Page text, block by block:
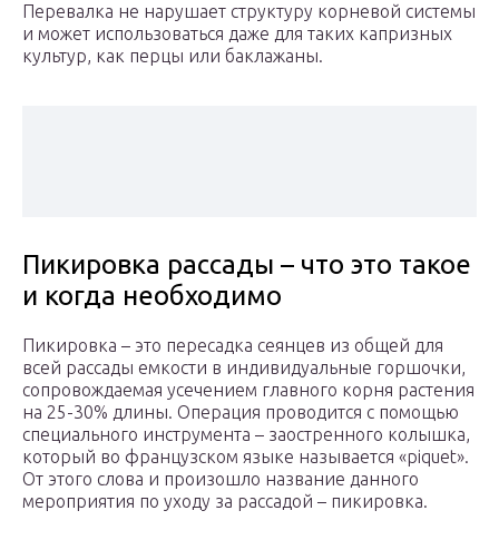
Перевалка не нарушает структуру корневой системы
и может использоваться даже для таких капризных
культур, как перцы или баклажаны.
Пикировка рассады – что это такое
и когда необходимо
Пикировка – это пересадка сеянцев из общей для
всей рассады емкости в индивидуальные горшочки,
сопровождаемая усечением главного корня растения
на 25-30% длины. Операция проводится с помощью
специального инструмента – заостренного колышка,
который во французском языке называется «piquet».
От этого слова и произошло название данного
мероприятия по уходу за рассадой – пикировка.